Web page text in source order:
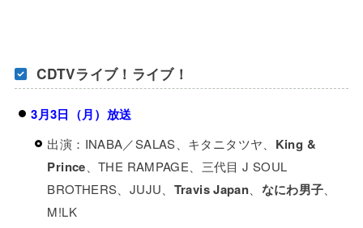
CDTVライブ！ライブ！
3月3日（月）放送
出演：INABA／SALAS、キタニタツヤ、 King &
Prince、THE RAMPAGE、三代目 J SOUL
BROTHERS、JUJU、 Travis Japan、 なにわ男子、
M!LK